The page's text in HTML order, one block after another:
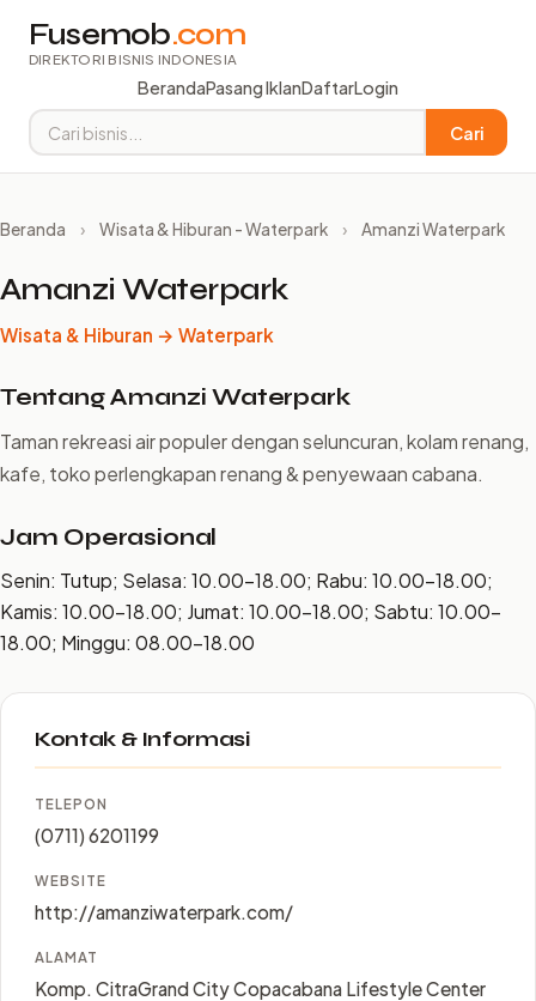
Fusemob.com
DIREKTORI BISNIS INDONESIA
BerandaPasang IklanDaftarLogin
Cari
Beranda › Wisata & Hiburan - Waterpark › Amanzi Waterpark
Amanzi Waterpark
Wisata & Hiburan → Waterpark
Tentang Amanzi Waterpark
Taman rekreasi air populer dengan seluncuran, kolam renang,
kafe, toko perlengkapan renang & penyewaan cabana.
Jam Operasional
Senin: Tutup; Selasa: 10.00–18.00; Rabu: 10.00–18.00;
Kamis: 10.00–18.00; Jumat: 10.00–18.00; Sabtu: 10.00–
18.00; Minggu: 08.00–18.00
Kontak & Informasi
TELEPON
(0711) 6201199
WEBSITE
http://amanziwaterpark.com/
ALAMAT
Komp. CitraGrand City Copacabana Lifestyle Center